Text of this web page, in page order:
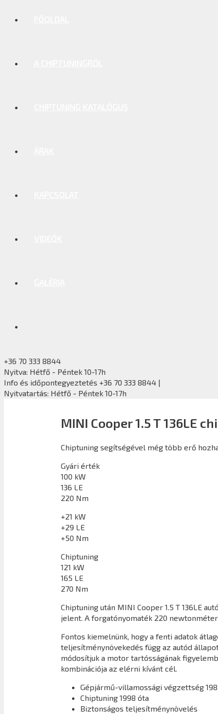
+36 70 333 8844
Nyitva: Hétfő - Péntek 10-17h
Info és időpontegyeztetés +36 70 333 8844 |
Nyitvatartás: Hétfő - Péntek 10-17h
MINI Cooper 1.5 T 136LE
Chiptuning segítségével még több erő
Gyári érték
100 kW
136 LE
220 Nm
+21 kW
+29 LE
+50 Nm
Chiptuning
121 kW
165 LE
270 Nm
Chiptuning után MINI Cooper 1.5 T 136LE
jelent. A forgatónyomaték 220
Fontos kiemelnünk, hogy a fenti adatok
teljesítménynövekedés függ az autód
módosítjuk a motor tartósságának
kombinációja az elérni kívánt cél.
Gépjármű-villamossági végzettség
Chiptuning 1998 óta
Biztonságos teljesítménynövelés